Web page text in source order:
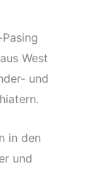
West
und
in den
und